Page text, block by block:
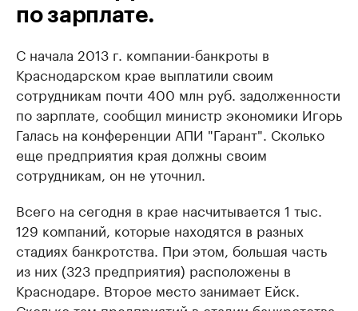
по зарплате.
С начала 2013 г. компании-банкроты в
Краснодарском крае выплатили своим
сотрудникам почти 400 млн руб. задолженности
по зарплате, сообщил министр экономики Игорь
Галась на конференции АПИ "Гарант". Сколько
еще предприятия края должны своим
сотрудникам, он не уточнил.
Всего на сегодня в крае насчитывается 1 тыс.
129 компаний, которые находятся в разных
стадиях банкротства. При этом, большая часть
из них (323 предприятия) расположены в
Краснодаре. Второе место занимает Ейск.